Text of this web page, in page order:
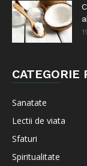
CATEGORIE
Sanatate
Lectii de viata
Sfaturi
Spiritualitate